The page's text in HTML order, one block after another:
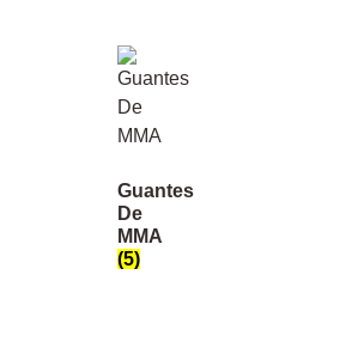
Guantes
De
MMA
(5)